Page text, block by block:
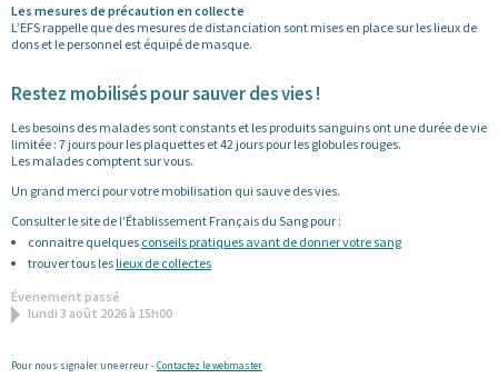
Les mesures de précaution en collecte
L’EFS rappelle que des mesures de distanciation sont mises en place sur les lieux de
dons et le personnel est équipé de masque.
Restez mobilisés pour sauver des vies !
Les besoins des malades sont constants et les produits sanguins ont une durée de vie
limitée : 7 jours pour les plaquettes et 42 jours pour les globules rouges.
Les malades comptent sur vous.
Un grand merci pour votre mobilisation qui sauve des vies.
Consulter le site de l’Établissement Français du Sang pour :
connaitre quelques conseils pratiques avant de donner votre sang
trouver tous leslieux de collectes
Évenement passé
lundi 3 août 2026 à 15h00
Pour nous signaler une erreur -Contactez le webmaster